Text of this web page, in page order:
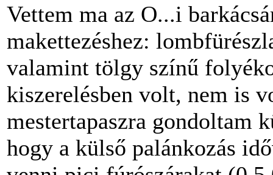
Vettem ma az O...i
makettezéshez:
valamint tölgy színű
kiszerelésben volt, nem is
mestertapaszra gondoltam
hogy a külső palánkozás